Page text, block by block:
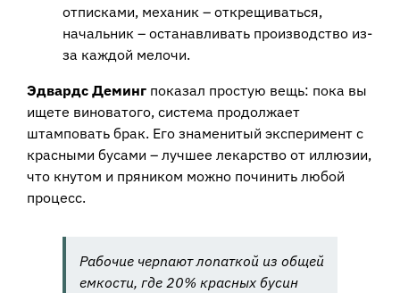
отписками, механик – открещиваться,
начальник – останавливать производство из-
за каждой мелочи.
Эдвардс Демингпоказал простую вещь: пока вы
ищете виноватого, система продолжает
штамповать брак. Его знаменитый эксперимент с
красными бусами – лучшее лекарство от иллюзии,
что кнутом и пряником можно починить любой
процесс.
Рабочие черпают лопаткой из общей
емкости, где 20% красных бусин